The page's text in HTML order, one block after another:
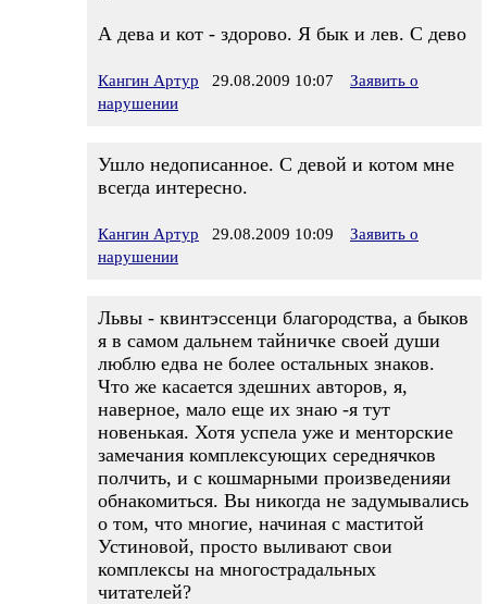
А дева и кот - здорово. Я бык и лев. С дево
Кангин Артур 29.08.2009 10:07
Заявить о
нарушении
Ушло недописанное. С девой и котом мне
всегда интересно.
Кангин Артур 29.08.2009 10:09
Заявить о
нарушении
Львы - квинтэссенци благородства, а быков
я в самом дальнем тайничке своей души
люблю едва не более остальных знаков.
Что же касается здешних авторов, я,
наверное, мало еще их знаю -я тут
новенькая. Хотя успела уже и менторские
замечания комплексующих середнячков
полчить, и с кошмарными произведенияи
обнакомиться. Вы никогда не задумывались
о том, что многие, начиная с маститой
Устиновой, просто выливают свои
комплексы на многострадальных
читателей?